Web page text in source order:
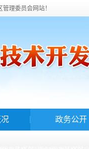
理委员会网站！
政务公开